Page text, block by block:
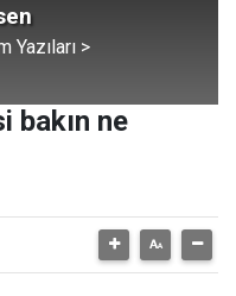
Yazıları >
bakın ne